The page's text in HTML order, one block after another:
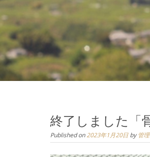
終了しました「
Published on2023年1月20日 by管